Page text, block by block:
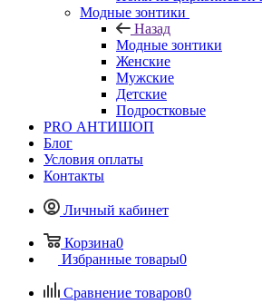
Модные зонтики
Назад
Модные зонтики
Женские
Мужские
Детские
Подростковые
PRO АНТИШОП
Блог
Условия оплаты
Контакты
Личный кабинет
Корзина0
Избранные товары0
Сравнение товаров0